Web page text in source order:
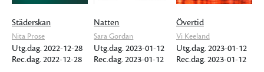
Städerskan
Nita Prose
Utg.dag. 2022-12-28
Rec.dag. 2022-12-28
Natten
Sara Gordan
Utg.dag. 2023-01-12
Rec.dag. 2023-01-12
Övertid
Vi Keeland
Utg.dag. 2023-01-12
Rec.dag. 2023-01-12